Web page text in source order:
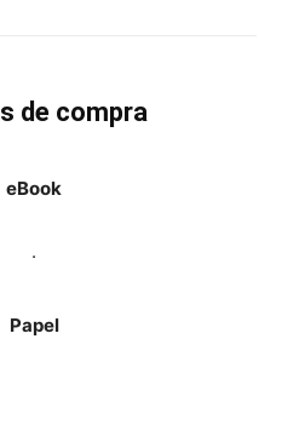
de compra
eBook
.
Papel